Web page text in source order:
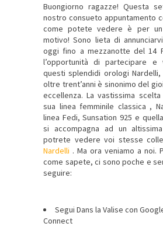
Buongiorno ragazze! Questa
nostro consueto appuntamento
come potete vedere è per
motivo! Sono lieta di
oggi fino a mezzanotte del 14
l’opportunità di partecipare e
questi splendidi orologi
oltre trent’anni è sinonimo del
eccellenza. La vastissima
sua linea femminile classica ,
linea Fedi, Sunsation 925 e
si accompagna ad un
potrete vedere voi stesse
Nardelli . Ma ora veniamo a noi.
come sapete, ci sono poche e
seguire:
Segui Dans la Valise con
Connect